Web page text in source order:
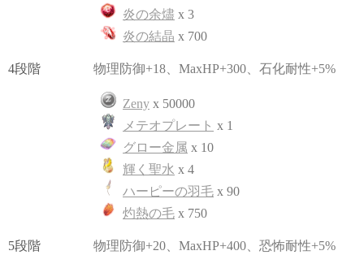
炎の余燼 x 3
炎の結晶 x 700
4段階 物理防御+18、MaxHP+300、石化耐性+5%
Zeny x 50000
メテオプレート x 1
グロー金属 x 10
輝く聖水 x 4
ハーピーの羽毛 x 90
灼熱の毛 x 750
5段階 物理防御+20、MaxHP+400、恐怖耐性+5%